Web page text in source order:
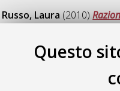
Questo
Russo, Laura (2010)
Bologna, Corso di Studio in